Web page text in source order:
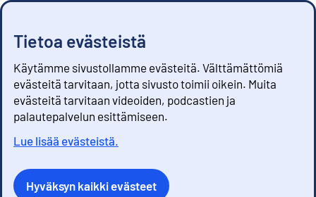
Tietoa evästeistä
Käytämme sivustollamme evästeitä. Välttämättömiä
evästeitä tarvitaan, jotta sivusto toimii oikein. Muita
evästeitä tarvitaan videoiden, podcastien ja
palautepalvelun esittämiseen.
Lue lisää evästeistä.
Hyväksyn kaikki evästeet